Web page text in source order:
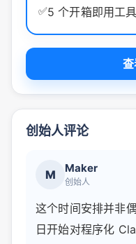
✅5 个开箱即用工具
创始人评论
M Maker
创始人
这个时间安排并非
日开始对程序化